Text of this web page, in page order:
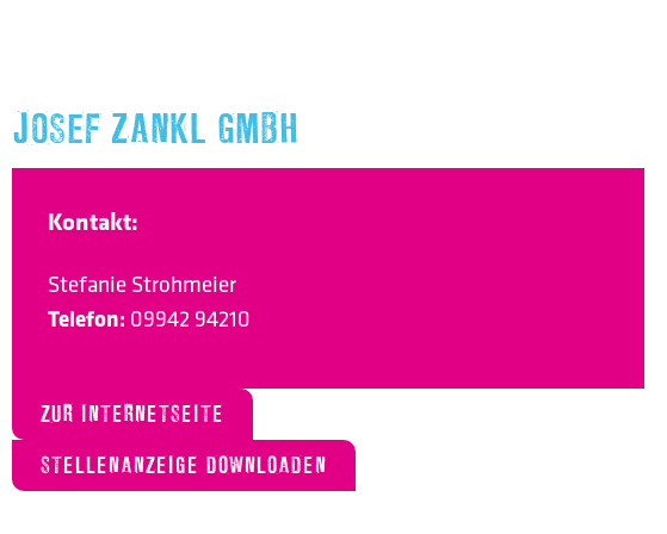
JOSEF ZANKL GMBH
Kontakt:
Stefanie Strohmeier
Telefon: 09942 94210
ZUR INTERNETSEITE
STELLENANZEIGE DOWNLOADEN